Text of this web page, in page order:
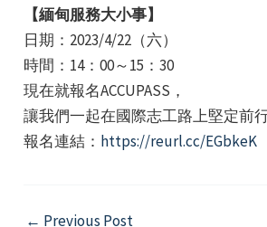
【緬甸服務大小事】
日期：2023/4/22（六）
時間：14：00～15：30
現在就報名ACCUPASS，
讓我們一起在國際志工路上堅定前行
報名連結： https://reurl.cc/EGbkeK
Post
← Previous Post